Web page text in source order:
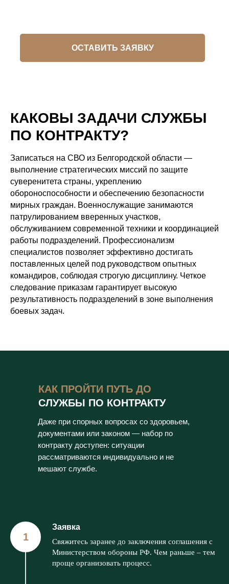
ОСТАВИТЬ ЗАЯВКУ
КАКОВЫ ЗАДАЧИ СЛУЖБЫ
ПО КОНТРАКТУ?
Записаться на СВО из Белгородской области —
выполнение стратегических миссий по защите
суверенитета страны, укреплению
обороноспособности и обеспечению безопасности
мирных граждан. Военнослужащие занимаются
патрулированием вверенных участков,
обслуживанием современной техники и координацией
работы подразделений. Профессионализм
специалистов позволяет эффективно достигать
поставленных целей под руководством опытных
командиров, соблюдая строгую дисциплину. Четкое
следование приказам гарантирует высокую
результативность подразделений в зоне выполнения
боевых задач.
КАК ПРОЙТИ ПУТЬ ДО
СЛУЖБЫ ПО КОНТРАКТУ
Даже при спорных вопросах со здоровьем,
документами или законом — набор по
контракту доступен: ситуации
рассматриваются индивидуально и не
мешают службе.
Заявка
Свяжитесь заранее до заключения соглашения с
Министерством обороны РФ. Чем раньше – тем
проще организовать процесс.